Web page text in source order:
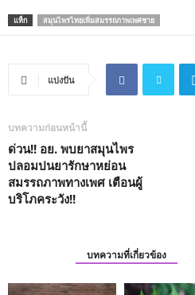
แท็ก สมุนไพรไทยเพิ่มสมรรถภาพเพศชาย
แบ่งปัน
บทความก่อนหน้านี้
ด่วน!! อย. พบยาสมุนไพร
ปลอมปนยารักษาหย่อน
สมรรถภาพทางเพศ เตือนผู้
บริโภคระวัง!!
บทความที่เกี่ยวข้อง